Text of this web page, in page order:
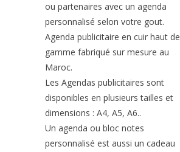
ou partenaires avec un agenda
personnalisé selon votre gout.
Agenda publicitaire en cuir haut de
gamme fabriqué sur mesure au
Maroc.
Les Agendas publicitaires sont
disponibles en plusieurs tailles et
dimensions : A4, A5, A6..
Un agenda ou bloc notes
personnalisé est aussi un cadeau